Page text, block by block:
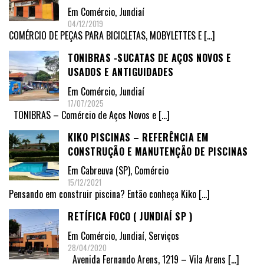
Em Comércio, Jundiaí
04/12/2019
COMÉRCIO DE PEÇAS PARA BICICLETAS, MOBYLETTES E […]
TONIBRAS -SUCATAS DE AÇOS NOVOS E
USADOS E ANTIGUIDADES
Em Comércio, Jundiaí
17/07/2025
TONIBRAS – Comércio de Aços Novos e […]
KIKO PISCINAS – REFERÊNCIA EM
CONSTRUÇÃO E MANUTENÇÃO DE PISCINAS
Em Cabreuva (SP), Comércio
15/12/2021
Pensando em construir piscina? Então conheça Kiko […]
RETÍFICA FOCO ( JUNDIAÍ SP )
Em Comércio, Jundiaí, Serviços
28/04/2020
Avenida Fernando Arens, 1219 – Vila Arens […]